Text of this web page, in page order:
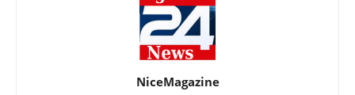
NiceMagazine